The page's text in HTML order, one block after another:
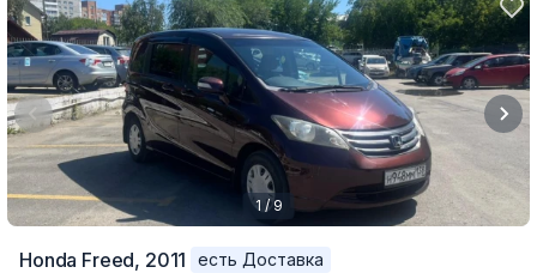
1 / 9
Honda Freed, 2011
есть Доставка